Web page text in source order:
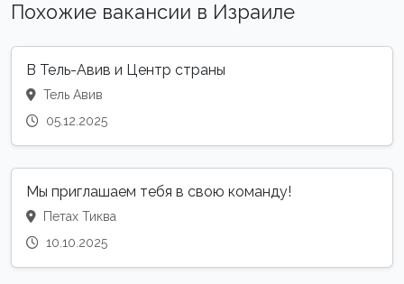
Похожие вакансии в Израиле
В Тель-Авив и Центр страны
Тель Авив
05.12.2025
Мы приглашаем тебя в свою команду!
Петах Тиква
10.10.2025